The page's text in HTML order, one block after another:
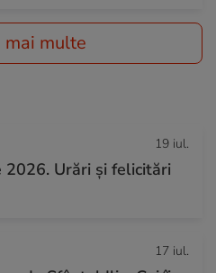
mai multe
19 iul.
2026. Urări și felicitări
17 iul.